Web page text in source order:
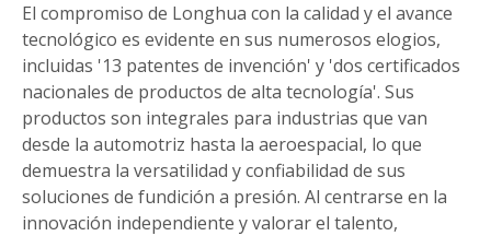
El compromiso de Longhua con la calidad y el avance
tecnológico es evidente en sus numerosos elogios,
incluidas '13 patentes de invención' y 'dos certificados
nacionales de productos de alta tecnología'. Sus
productos son integrales para industrias que van
desde la automotriz hasta la aeroespacial, lo que
demuestra la versatilidad y confiabilidad de sus
soluciones de fundición a presión. Al centrarse en la
innovación independiente y valorar el talento,